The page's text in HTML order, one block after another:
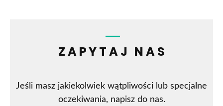
ZAPYTAJ NAS
Jeśli masz jakiekolwiek wątpliwości lub specjalne
oczekiwania, napisz do nas.